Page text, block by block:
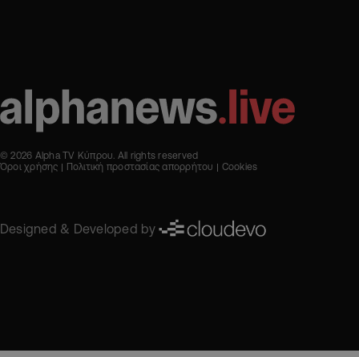
© 2026 Alpha TV Κύπρου. All rights reserved
Όροι χρήσης
Πολιτική προστασίας απορρήτου Cookies
Designed & Developed by